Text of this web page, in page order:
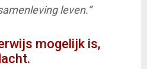
leven.”
mogelijk is,